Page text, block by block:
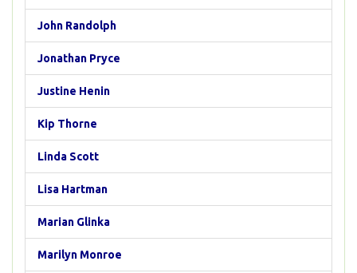
John Randolph
Jonathan Pryce
Justine Henin
Kip Thorne
Linda Scott
Lisa Hartman
Marian Glinka
Marilyn Monroe